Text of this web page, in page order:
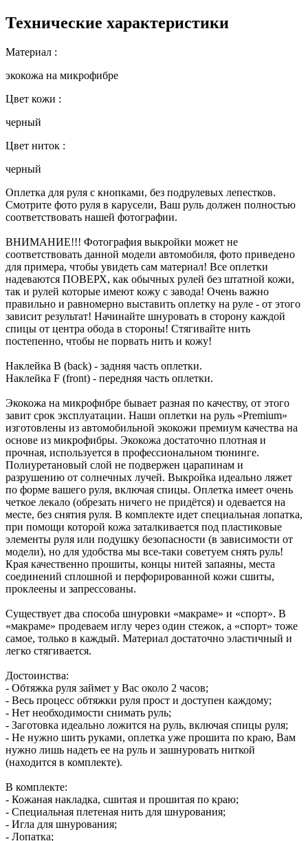
Технические характеристики
Материал :
экокожа на микрофибре
Цвет кожи :
черный
Цвет ниток :
черный
Оплетка для руля с кнопками, без подрулевых лепестков.
Смотрите фото руля в карусели, Ваш руль должен полностью
соответствовать нашей фотографии.
ВНИМАНИЕ!!! Фотография выкройки может не
соответствовать данной модели автомобиля, фото приведено
для примера, чтобы увидеть сам материал! Все оплетки
надеваются ПОВЕРХ, как обычных рулей без штатной кожи,
так и рулей которые имеют кожу с завода! Очень важно
правильно и равномерно выставить оплетку на руле - от этого
зависит результат! Начинайте шнуровать в сторону каждой
спицы от центра обода в стороны! Стягивайте нить
постепенно, чтобы не порвать нить и кожу!
Наклейка B (back) - задняя часть оплетки.
Наклейка F (front) - передняя часть оплетки.
Экокожа на микрофибре бывает разная по качеству, от этого
завит срок эксплуатации. Наши оплетки на руль «Premium»
изготовлены из автомобильной экокожи премиум качества на
основе из микрофибры. Экокожа достаточно плотная и
прочная, используется в профессиональном тюнинге.
Полиуретановый слой не подвержен царапинам и
разрушению от солнечных лучей. Выкройка идеально ляжет
по форме вашего руля, включая спицы. Оплетка имеет очень
четкое лекало (обрезать ничего не придётся) и одевается на
месте, без снятия руля. В комплекте идет специальная лопатка,
при помощи которой кожа заталкивается под пластиковые
элементы руля или подушку безопасности (в зависимости от
модели), но для удобства мы все-таки советуем снять руль!
Края качественно прошиты, концы нитей запаяны, места
соединений сплошной и перфорированной кожи сшиты,
проклеены и запрессованы.
Существует два способа шнуровки «макраме» и «спорт». В
«макраме» продеваем иглу через один стежок, а «спорт» тоже
самое, только в каждый. Материал достаточно эластичный и
легко стягивается.
Достоинства:
- Обтяжка руля займет у Вас около 2 часов;
- Весь процесс обтяжки руля прост и доступен каждому;
- Нет необходимости снимать руль;
- Заготовка идеально ложится на руль, включая спицы руля;
- Не нужно шить руками, оплетка уже прошита по краю, Вам
нужно лишь надеть ее на руль и зашнуровать ниткой
(находится в комплекте).
В комплекте:
- Кожаная накладка, сшитая и прошитая по краю;
- Специальная плетеная нить для шнурования;
- Игла для шнурования;
- Лопатка;